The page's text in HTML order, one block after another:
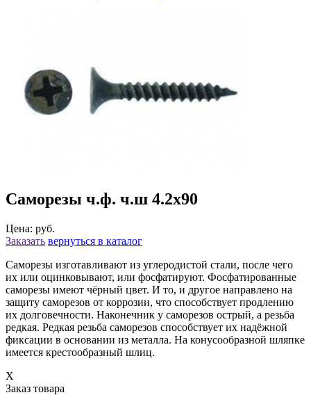
Саморезы ч.ф. ч.ш 4.2х90
Цена: руб.
Заказать вернуться в каталог
Саморезы изготавливают из углеродистой стали, после чего
их или оцинковывают, или фосфатируют. Фосфатированные
саморезы имеют чёрный цвет. И то, и другое направлено на
защиту саморезов от коррозии, что способствует продлению
их долговечности. Наконечник у саморезов острый, а резьба
редкая. Редкая резьба саморезов способствует их надёжной
фиксации в основании из металла. На конусообразной шляпке
имеется крестообразный шлиц.
X
Заказ товара